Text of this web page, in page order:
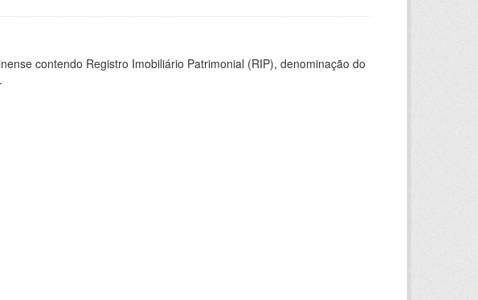
contendo Registro Imobiliário Patrimonial (RIP), denominação do